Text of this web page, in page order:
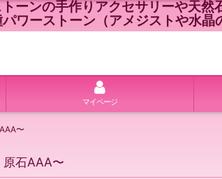
ーンの手作りアクセサリーや天
ワーストーン（アメジストや水晶
マイページ
〜
原石AAA〜